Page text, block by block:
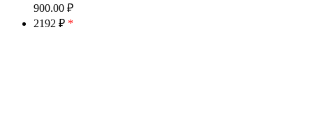
900.00 ₽
2192 ₽ *